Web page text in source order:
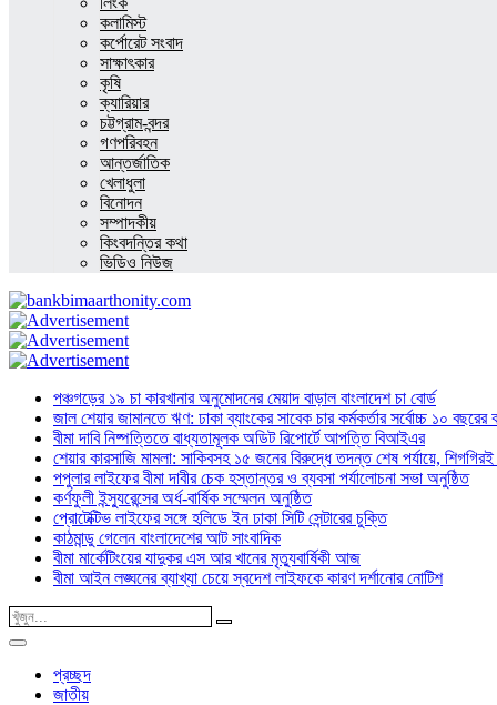
কলামিস্ট
কর্পোরেট সংবাদ
সাক্ষাৎকার
কৃষি
ক্যারিয়ার
চট্টগ্রাম-বন্দর
গণপরিবহন
আন্তর্জাতিক
খেলাধুলা
বিনোদন
সম্পাদকীয়
কিংবদন্তির কথা
ভিডিও নিউজ
পঞ্চগড়ের ১৯ চা কারখানার অনুমোদনের মেয়াদ বাড়াল বাংলাদেশ চা বোর্ড
জাল শেয়ার জামানতে ঋণ: ঢাকা ব্যাংকের সাবেক চার কর্মকর্তার সর্বোচ্চ ১০ বছরের
বীমা দাবি নিষ্পত্তিতে বাধ্যতামূলক অডিট রিপোর্টে আপত্তি বিআইএর
শেয়ার কারসাজি মামলা: সাকিবসহ ১৫ জনের বিরুদ্ধে তদন্ত শেষ পর্যায়ে, শিগগিরই
পপুলার লাইফের বীমা দাবীর চেক হস্তান্তর ও ব্যবসা পর্যালোচনা সভা অনুষ্ঠিত
কর্ণফুলী ইন্স্যুরেন্সের অর্ধ-বার্ষিক সম্মেলন অনুষ্ঠিত
প্রোটেক্টিভ লাইফের সঙ্গে হলিডে ইন ঢাকা সিটি সেন্টারের চুক্তি
কাঠমান্ডু গেলেন বাংলাদেশের আট সাংবাদিক
বীমা মার্কেটিংয়ের যাদুকর এস আর খানের মৃত্যুবার্ষিকী আজ
বীমা আইন লঙ্ঘনের ব্যাখ্যা চেয়ে স্বদেশ লাইফকে কারণ দর্শানোর নোটিশ
প্রচ্ছদ
জাতীয়